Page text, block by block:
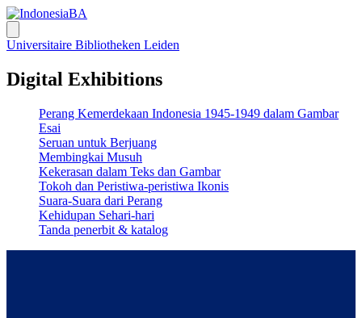
Universitaire Bibliotheken Leiden
Digital Exhibitions
Perang Kemerdekaan Indonesia 1945-1949 dalam Gambar
Esai
Seruan untuk Berjuang
Membingkai Musuh
Kekerasan dalam Teks dan Gambar
Tokoh dan Peristiwa-peristiwa Ikonis
Suara-Suara dari Perang
Kehidupan Sehari-hari
Tanda penerbit & katalog